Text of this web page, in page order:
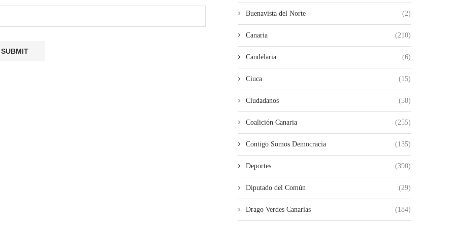
Buenavista del Norte (2)
Canaria (210)
Candelaria (6)
Ciuca (15)
Ciudadanos (58)
Coalición Canaria (255)
Contigo Somos Democracia (135)
Deportes (390)
Diputado del Común (29)
Drago Verdes Canarias (184)